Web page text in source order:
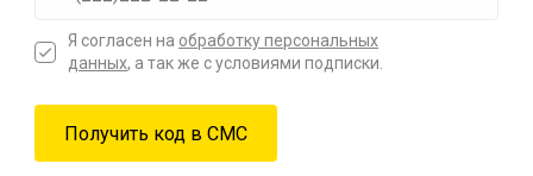
Я согласен на обработку персональных
данных, а так же с условиями подписки.